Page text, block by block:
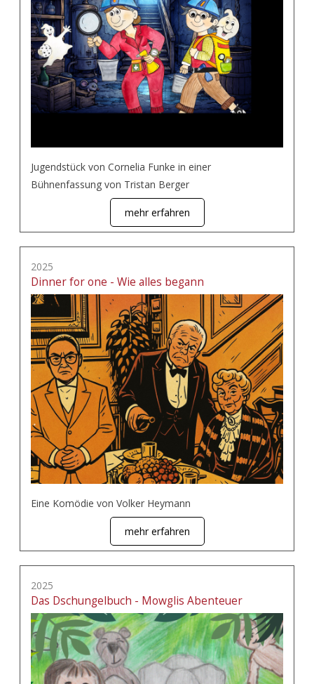
Jugendstück von Cornelia Funke in einer
Bühnenfassung von Tristan Berger
mehr erfahren
2025
Dinner for one - Wie alles begann
Eine Komödie von Volker Heymann
mehr erfahren
2025
Das Dschungelbuch - Mowglis Abenteuer